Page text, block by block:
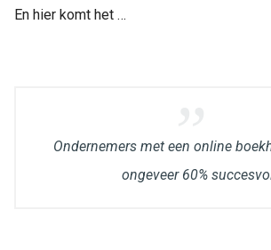
En hier komt het …
Ondernemers met een online
ongeveer 60%